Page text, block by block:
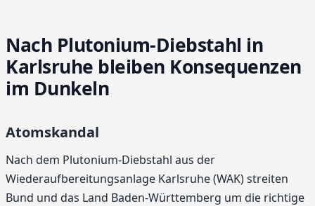
Nach Plutonium-Diebstahl in
Karlsruhe bleiben Konsequenzen
im Dunkeln
Atomskandal
Nach dem Plutonium-Diebstahl aus der
Wiederaufbereitungsanlage Karlsruhe (WAK) streiten
Bund und das Land Baden-Württemberg um die richtige